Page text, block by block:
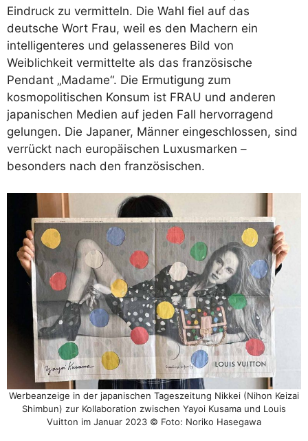
Eindruck zu vermitteln. Die Wahl fiel auf das
deutsche Wort Frau, weil es den Machern ein
intelligenteres und gelasseneres Bild von
Weiblichkeit vermittelte als das französische
Pendant „Madame“. Die Ermutigung zum
kosmopolitischen Konsum ist FRAU und anderen
japanischen Medien auf jeden Fall hervorragend
gelungen. Die Japaner, Männer eingeschlossen, sind
verrückt nach europäischen Luxusmarken –
besonders nach den französischen.
Werbeanzeige in der japanischen Tageszeitung Nikkei (Nihon Keizai
Shimbun) zur Kollaboration zwischen Yayoi Kusama und Louis
Vuitton im Januar 2023 © Foto: Noriko Hasegawa